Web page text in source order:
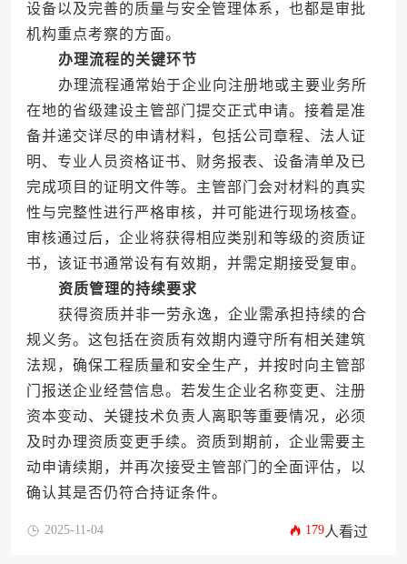
设备以及完善的质量与安全管理体系，也都是审批
机构重点考察的方面。
办理流程的关键环节
办理流程通常始于企业向注册地或主要业务所
在地的省级建设主管部门提交正式申请。接着是准
备并递交详尽的申请材料，包括公司章程、法人证
明、专业人员资格证书、财务报表、设备清单及已
完成项目的证明文件等。主管部门会对材料的真实
性与完整性进行严格审核，并可能进行现场核查。
审核通过后，企业将获得相应类别和等级的资质证
书，该证书通常设有有效期，并需定期接受复审。
资质管理的持续要求
获得资质并非一劳永逸，企业需承担持续的合
规义务。这包括在资质有效期内遵守所有相关建筑
法规，确保工程质量和安全生产，并按时向主管部
门报送企业经营信息。若发生企业名称变更、注册
资本变动、关键技术负责人离职等重要情况，必须
及时办理资质变更手续。资质到期前，企业需要主
动申请续期，并再次接受主管部门的全面评估，以
确认其是否仍符合持证条件。
2025-11-04 179人看过